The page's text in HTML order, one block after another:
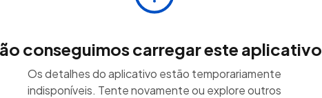
conseguimos carregar este aplicativo
Os detalhes do aplicativo estão temporariamente
indisponíveis. Tente novamente ou explore outros